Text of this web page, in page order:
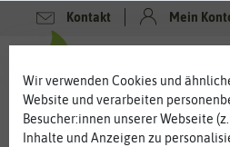
Kontakt Mein
Wir verwenden Cookies und
Website und verarbeiten
Besucher:innen unserer Webseite
Inhalte und Anzeigen zu